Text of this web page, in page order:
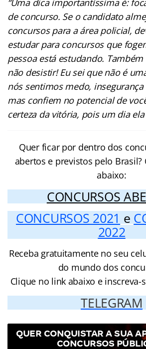
“Uma dica importantíssima é:
de concurso. Se o candidato
concursos para a área policial,
estudar para concursos que
pessoa está estudando.
não desistir! Eu sei que não é
nós sentimos medo, insegurança
mas confiem no potencial de
certeza da vitória, pois um dia ela
Quer ficar por dentro dos
abertos e previstos pelo Brasil?
abaixo:
CONCURSOS
CONCURSOS 2021 e
2022
Receba gratuitamente no seu
do mundo dos
Clique no link abaixo e inscreva-
TELEGRAM
QUER CONQUISTAR A SUA
CONCURSOS